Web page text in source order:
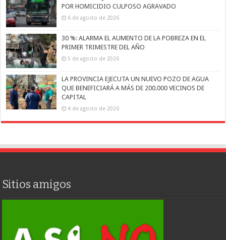
POR HOMICIDIO CULPOSO AGRAVADO
6 de agosto de 2026
30 %: ALARMA EL AUMENTO DE LA POBREZA EN EL
PRIMER TRIMESTRE DEL AÑO
5 de agosto de 2026
LA PROVINCIA EJECUTA UN NUEVO POZO DE AGUA
QUE BENEFICIARÁ A MÁS DE 200.000 VECINOS DE
CAPITAL
4 de agosto de 2026
Sitios amigos